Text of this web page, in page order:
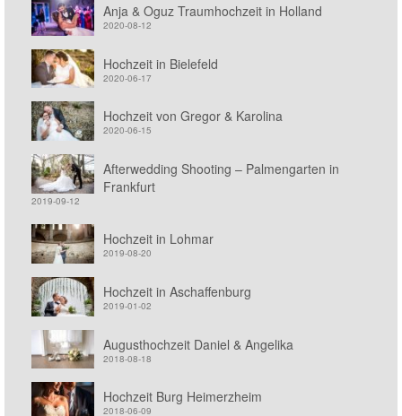
Anja & Oguz Traumhochzeit in Holland
2020-08-12
Hochzeit in Bielefeld
2020-06-17
Hochzeit von Gregor & Karolina
2020-06-15
Afterwedding Shooting – Palmengarten in
Frankfurt
2019-09-12
Hochzeit in Lohmar
2019-08-20
Hochzeit in Aschaffenburg
2019-01-02
Augusthochzeit Daniel & Angelika
2018-08-18
Hochzeit Burg Heimerzheim
2018-06-09